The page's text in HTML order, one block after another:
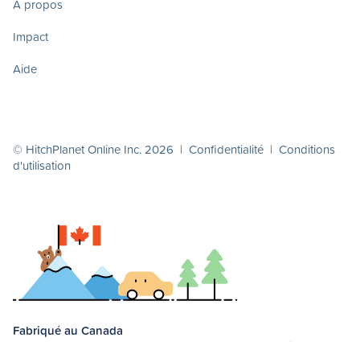
À propos
Impact
Aide
© HitchPlanet Online Inc. 2026 | Confidentialité | Conditions
d'utilisation
Fabriqué au Canada